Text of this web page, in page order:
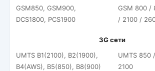
GSM850, GSM900,
DCS1800, PCS1900
GSM 800 /
/ 2100 /
3G сети
UMTS B1(2100), B2(1900),
B4(AWS), B5(850), B8(900)
UMTS 850
2100